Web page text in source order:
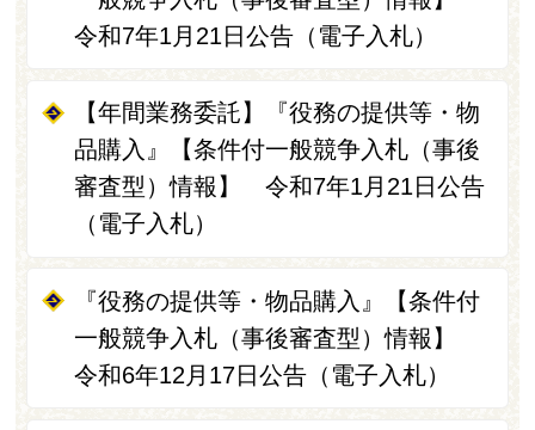
令和7年1月21日公告（電子入札）
【年間業務委託】『役務の提供等・物
品購入』【条件付一般競争入札（事後
審査型）情報】 令和7年1月21日公告
（電子入札）
『役務の提供等・物品購入』【条件付
一般競争入札（事後審査型）情報】
令和6年12月17日公告（電子入札）